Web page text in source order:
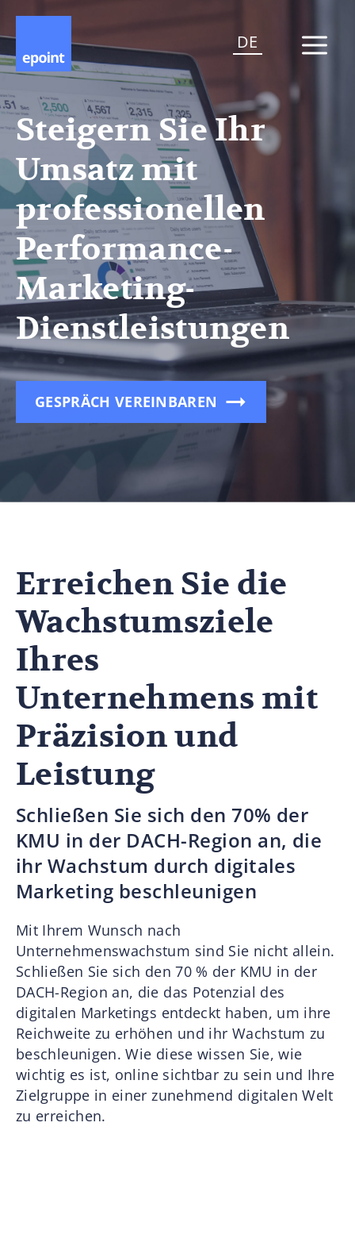
DE
Steigern Sie Ihr
Umsatz mit
professionellen
Performance-
Marketing-
Dienstleistungen
GESPRÄCH VEREINBAREN
Erreichen Sie die
Wachstumsziele
Ihres
Unternehmens mit
Präzision und
Leistung
Schließen Sie sich den 70% der
KMU in der DACH-Region an, die
ihr Wachstum durch digitales
Marketing beschleunigen
Mit Ihrem Wunsch nach
Unternehmenswachstum sind Sie nicht allein.
Schließen Sie sich den 70 % der KMU in der
DACH-Region an, die das Potenzial des
digitalen Marketings entdeckt haben, um ihre
Reichweite zu erhöhen und ihr Wachstum zu
beschleunigen. Wie diese wissen Sie, wie
wichtig es ist, online sichtbar zu sein und Ihre
Zielgruppe in einer zunehmend digitalen Welt
zu erreichen.